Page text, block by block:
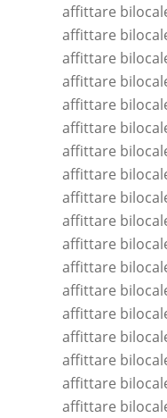
affittare
affittare
affittare
affittare
affittare
affittare
affittare
affittare
affittare
affittare
affittare
affittare
affittare
affittare
affittare
affittare
affittare